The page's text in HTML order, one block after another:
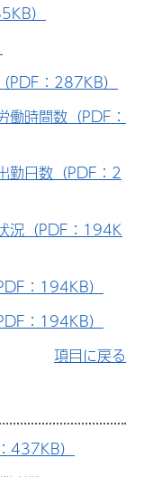
）
PDF：287KB）
働時間数（PDF：
勤日数（PDF：2
況（PDF：194K
：194KB）
：194KB）
項目に戻る
437KB）